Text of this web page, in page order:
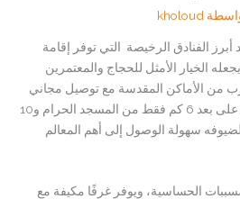
kholoud
الفنادق الرخيصة التي توفر إقامة
الخيار الأمثل للحجاج والمعتمرين
من الأماكن المقدسة مع توصيل مجاني
الى الحرم المكي. يقع الفندق على بعد 6 كم فقط من المسجد الحرام و10
سهولة الوصول إلى أهم المعالم
الحساسية، ويوفر غرفًا مكيفة مع